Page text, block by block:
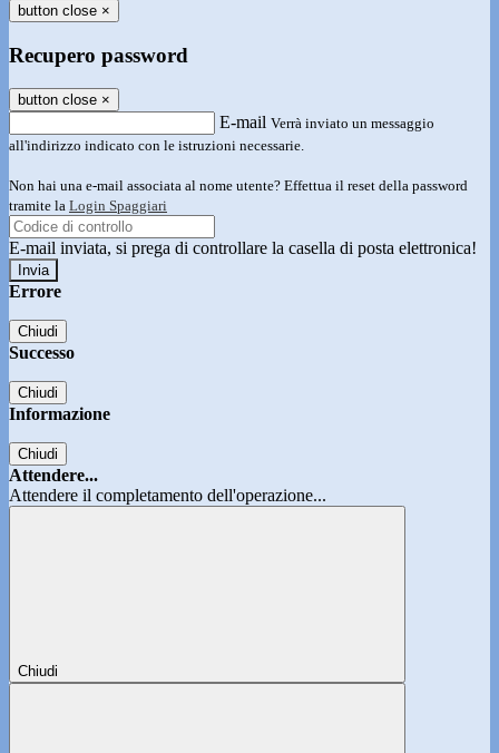
button close ×
Recupero password
button close ×
E-mail Verrà inviato un messaggio
all'indirizzo indicato con le istruzioni necessarie.
Non hai una e-mail associata al nome utente? Effettua il reset della password
tramite la Login Spaggiari
E-mail inviata, si prega di controllare la casella di posta elettronica!
Errore
Chiudi
Successo
Chiudi
Informazione
Chiudi
Attendere...
Attendere il completamento dell'operazione...
Chiudi